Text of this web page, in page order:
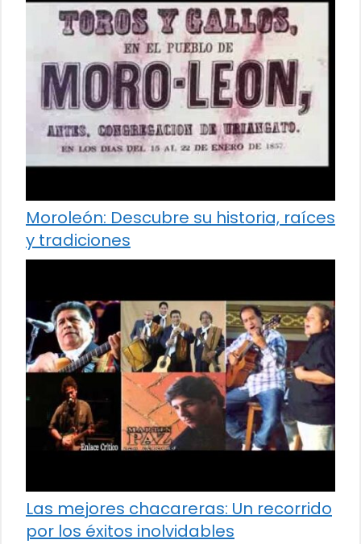
Moroleón: Descubre su historia, raíces
y tradiciones
Las mejores chacareras: Un recorrido
por los éxitos inolvidables